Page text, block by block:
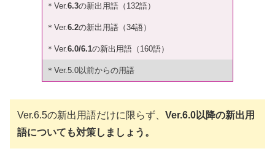
＊Ver.6.3の新出用語（132語）
＊Ver.6.2の新出用語（34語）
＊Ver.6.0/6.1の新出用語（160語）
＊Ver.5.0以前からの用語
Ver.6.5の新出用語だけに限らず、 Ver.6.0以降の新出用
語についても対策しましょう。